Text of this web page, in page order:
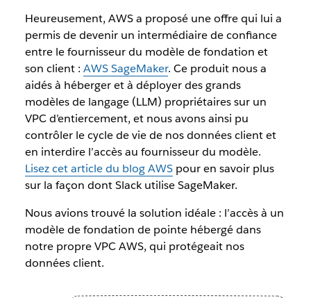
Heureusement, AWS a proposé une offre qui lui a
permis de devenir un intermédiaire de confiance
entre le fournisseur du modèle de fondation et
son client : AWS SageMaker. Ce produit nous a
aidés à héberger et à déployer des grands
modèles de langage (LLM) propriétaires sur un
VPC d’entiercement, et nous avons ainsi pu
contrôler le cycle de vie de nos données client et
en interdire l’accès au fournisseur du modèle.
Lisez cet article du blog AWSpour en savoir plus
sur la façon dont Slack utilise SageMaker.
Nous avions trouvé la solution idéale : l’accès à un
modèle de fondation de pointe hébergé dans
notre propre VPC AWS, qui protégeait nos
données client.